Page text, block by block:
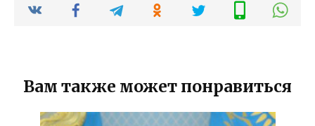
Вам также может понравиться